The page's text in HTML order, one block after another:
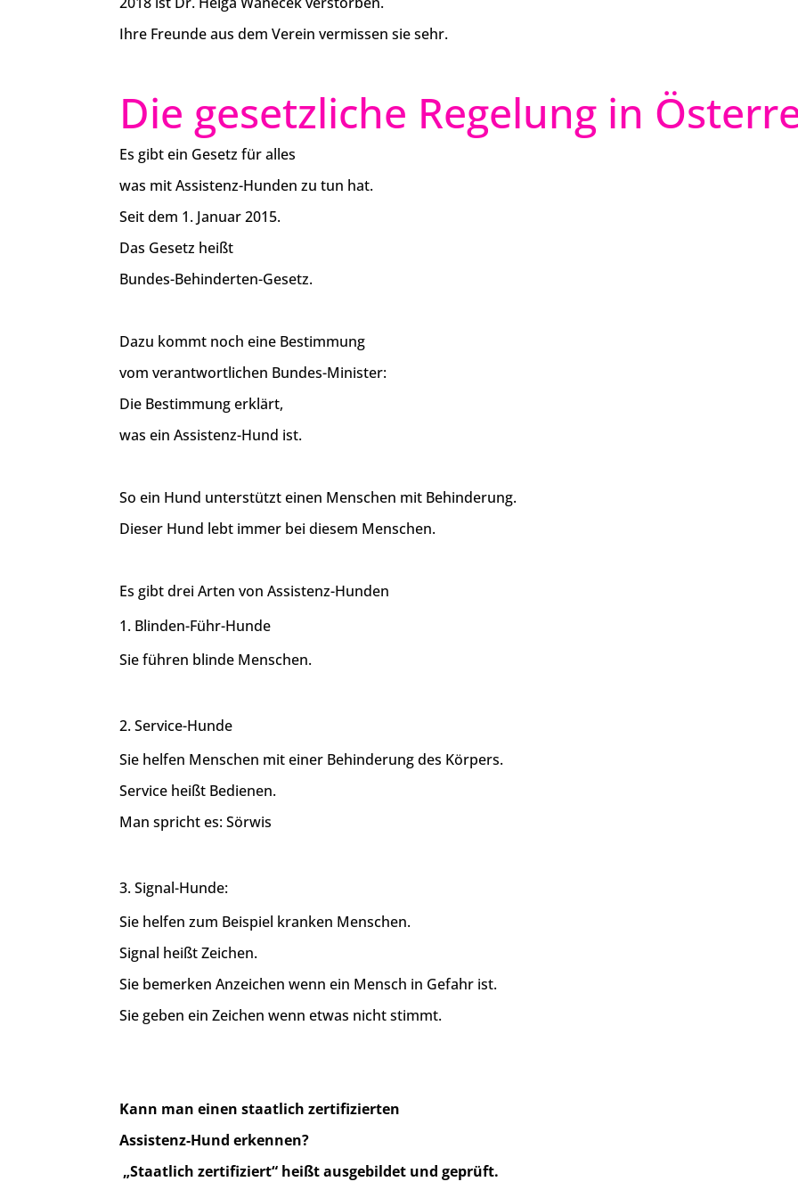
Ihre Freunde aus dem Verein vermissen sie sehr.
Die gesetzliche Regelung in
Es gibt ein Gesetz für alles
was mit Assistenz-Hunden zu tun hat.
Seit dem 1. Januar 2015.
Das Gesetz heißt
Bundes-Behinderten-Gesetz.
Dazu kommt noch eine Bestimmung
vom verantwortlichen Bundes-Minister:
Die Bestimmung erklärt,
was ein Assistenz-Hund ist.
So ein Hund unterstützt einen Menschen mit Behinderung.
Dieser Hund lebt immer bei diesem Menschen.
Es gibt drei Arten von Assistenz-Hunden
Blinden-Führ-Hunde
Sie führen blinde Menschen.
Service-Hunde
Sie helfen Menschen mit einer Behinderung des Körpers.
Service heißt Bedienen.
Man spricht es: Sörwis
Signal-Hunde:
Sie helfen zum Beispiel kranken Menschen.
Signal heißt Zeichen.
Sie bemerken Anzeichen wenn ein Mensch in Gefahr ist.
Sie geben ein Zeichen wenn etwas nicht stimmt.
Kann man einen staatlich zertifizierten
Assistenz-Hund erkennen?
„Staatlich zertifiziert“ heißt ausgebildet und geprüft.